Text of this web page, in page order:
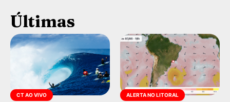
Últimas
CT AO VIVO ALERTA NO LITORAL